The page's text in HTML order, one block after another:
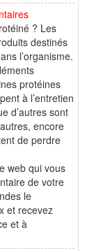
? Les
destinés
l’organisme.
protéines
à l’entretien
d’autres sont
encore
de perdre
web qui vous
de votre
le
et recevez
et à